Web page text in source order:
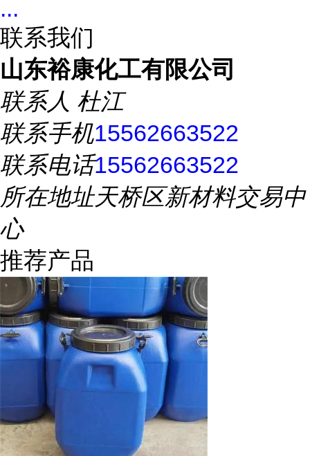
...
联系我们
山东裕康化工有限公司
联系人 杜江
联系手机15562663522
联系电话15562663522
所在地址天桥区新材料交易中
心
推荐产品